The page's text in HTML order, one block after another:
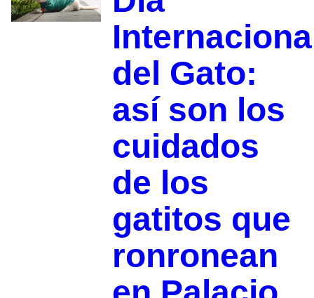
del Gato:
así son los
cuidados
de los
gatitos que
ronronean